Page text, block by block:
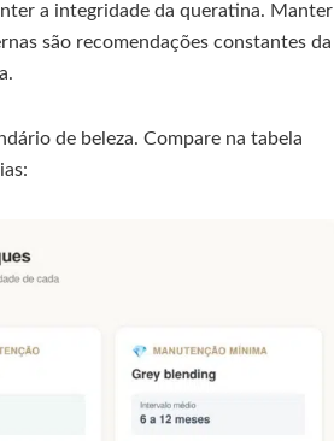
a integridade da queratina. Manter
são recomendações constantes da
de beleza. Compare na tabela